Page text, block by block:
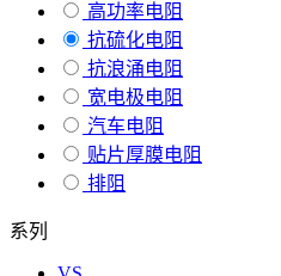
高功率电阻
抗硫化电阻
抗浪涌电阻
宽电极电阻
汽车电阻
贴片厚膜电阻
排阻
系列